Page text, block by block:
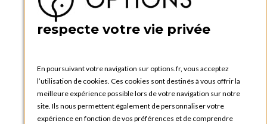
5 quai de la tournelle
FRANCE
OPTIONS ROUEN
Rue du Clos Tellier
76800 Saint-Etienne-du-Rouvray
FRANCE
Téléphone :+33 2 35 08 38 53
respecte votre vie privée
En poursuivant votre navigation sur options.fr, vous acceptez
l’utilisation de cookies. Ces cookies sont destinés à vous offrir la
meilleure expérience possible lors de votre navigation sur notre
site. Ils nous permettent également de personnaliser votre
expérience en fonction de vos préférences et de comprendre